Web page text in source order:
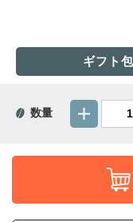
ギフト
数量